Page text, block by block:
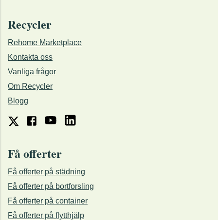
Recycler
Rehome Marketplace
Kontakta oss
Vanliga frågor
Om Recycler
Blogg
Få offerter
Få offerter på städning
Få offerter på bortforsling
Få offerter på container
Få offerter på flytthjälp